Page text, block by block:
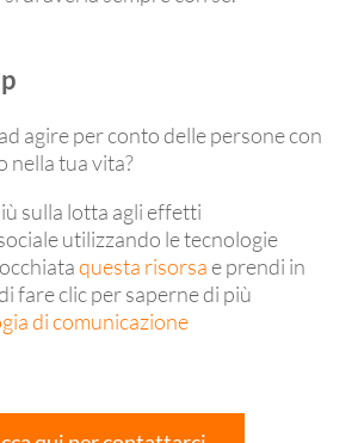
agire per conto delle persone con
nella tua vita?
sulla lotta agli effetti
utilizzando le tecnologie
questa risorsae prendi in
fare clic per saperne di più
di comunicazione